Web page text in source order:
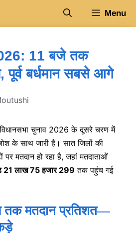
Menu
11 बजे तक
पूर्व बर्धमान सबसे आगे
चुनाव 2026 के दूसरे चरण में
के साथ जारी है। सात जिलों की
मतदान हो रहा है, जहां मतदाताओं
21 लाख 75 हजार 299 तक पहुंच गई
तक मतदान प्रतिशत—